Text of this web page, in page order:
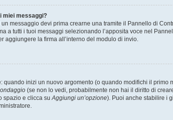
miei messaggi?
messaggio devi prima crearne una tramite il Pannello di
a tutti i tuoi messaggi selezionando l’apposita voce nel
aggiungere la firma all’interno del modulo di invio.
quando inizi un nuovo argomento (o quando modifichi il
(se non lo vedi, probabilmente non hai il diritto di
spazio e clicca su Aggiungi un’opzione). Puoi anche stabilire i